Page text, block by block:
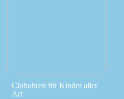
Clubuhren für Kinder aller
Art